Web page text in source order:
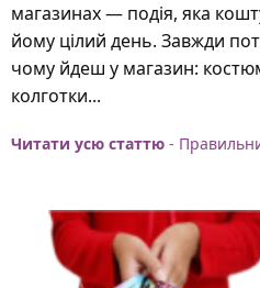
магазинах — подія, яка
йому цілий день. Завжди
чому йдеш у магазин:
колготки...
Читати усю статтю -